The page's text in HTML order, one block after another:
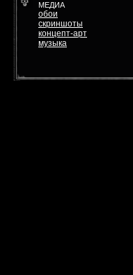
МЕДИА
обои
скриншоты
концепт-арт
музыка